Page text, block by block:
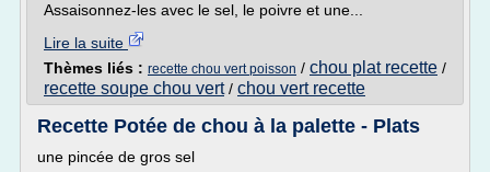
Assaisonnez-les avec le sel, le poivre et une...
Lire la suite
Thèmes liés : recette chou vert poisson / chou plat recette /
recette soupe chou vert/ chou vert recette
Recette Potée de chou à la palette - Plats
une pincée de gros sel